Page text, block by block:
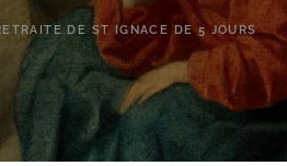
DE ST IGNACE DE 5 JOURS